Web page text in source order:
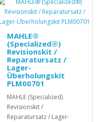
MAHLE®
(Specialized®)
Revisionskit /
Reparatursatz /
Lager-
Überholungskit
PLM00701
MAHLE (Specialized)
Revisionskit /
Reparatursatz / Lager-